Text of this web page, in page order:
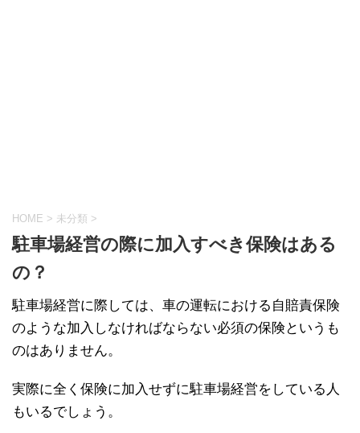
HOME > 未分類 >
駐車場経営の際に加入すべき保険はある
の？
駐車場経営に際しては、車の運転における自賠責保険
のような加入しなければならない必須の保険というも
のはありません。
実際に全く保険に加入せずに駐車場経営をしている人
もいるでしょう。